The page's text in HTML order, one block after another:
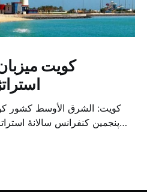
کویت
کویت: الشرق الأوسط کشور
پنجمین کنفرانس سالانهٔ
متخصص از شرکت‌های جهانی